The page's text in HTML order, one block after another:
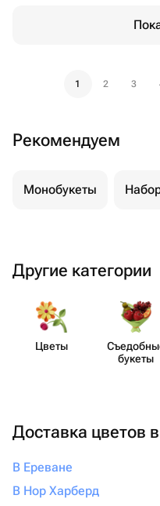
1 2 3
Рекомендуем
Монобукеты
Другие категории
Цветы
букеты
Доставка цветов
В Ереване
В Нор Харберд